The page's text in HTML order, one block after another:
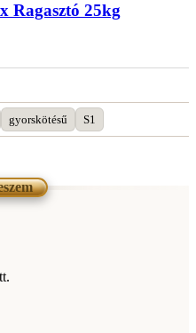
Ragasztó 25kg
gyorskötésű S1